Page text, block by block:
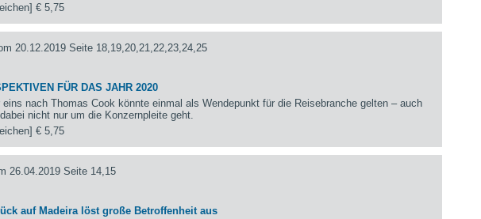
€ 5,75
20.12.2019 Seite 18,19,20,21,22,23,24,25
FÜR DAS JAHR 2020
eins nach Thomas Cook könnte einmal als Wendepunkt für die Reisebranche gelten – auch
nicht nur um die Konzernpleite geht.
€ 5,75
26.04.2019 Seite 14,15
auf Madeira löst große Betroffenheit aus